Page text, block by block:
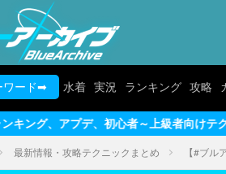
ワード➡ 水着 実況 ランキング 攻略
～上級者向けテクニックまで完全網羅
最新情報・攻略テクニックまとめ 【#ブ